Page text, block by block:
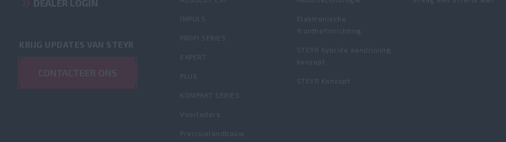
DEALER LOGIN
KRIJG UPDATES VAN STEYR
CONTACTEER ONS
IMPULS
PROFI SERIES
EXPERT
PLUS
KOMPAKT SERIES
Voorladers
Precisielandbouw
Elektronische
fronthefinrichting
STEYR hybride aandrijving
konzept
STEYR Konzept